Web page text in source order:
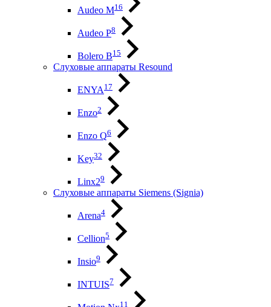
Audeo М16
Audeo P8
Bolero B15
Слуховые аппараты Resound
ENYA 17
Enzo2
Enzo Q6
Key32
Linx29
Слуховые аппараты Siemens (Signia)
Arena4
Cellion5
Insio9
INTUIS7
11